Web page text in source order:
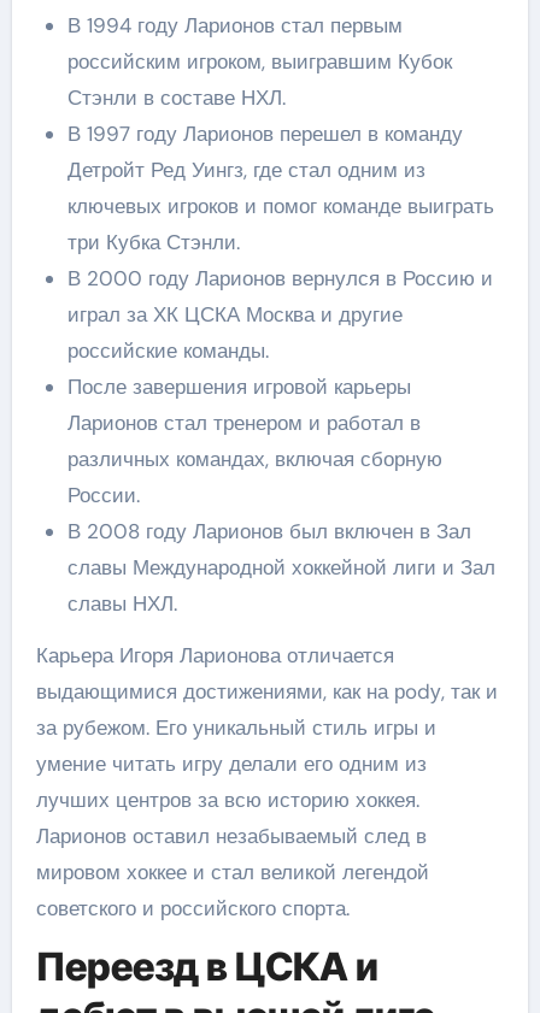
В 1994 году Ларионов стал первым
российским игроком, выигравшим Кубок
Стэнли в составе НХЛ.
В 1997 году Ларионов перешел в команду
Детройт Ред Уингз, где стал одним из
ключевых игроков и помог команде выиграть
три Кубка Стэнли.
В 2000 году Ларионов вернулся в Россию и
играл за ХК ЦСКА Москва и другие
российские команды.
После завершения игровой карьеры
Ларионов стал тренером и работал в
различных командах, включая сборную
России.
В 2008 году Ларионов был включен в Зал
славы Международной хоккейной лиги и Зал
славы НХЛ.
Карьера Игоря Ларионова отличается
выдающимися достижениями, как на рodу, так и
за рубежом. Его уникальный стиль игры и
умение читать игру делали его одним из
лучших центров за всю историю хоккея.
Ларионов оставил незабываемый след в
мировом хоккее и стал великой легендой
советского и российского спорта.
Переезд в ЦСКА и